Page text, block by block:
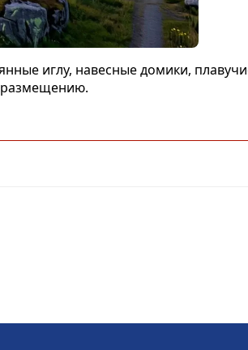
иглу, навесные домики,
размещению.